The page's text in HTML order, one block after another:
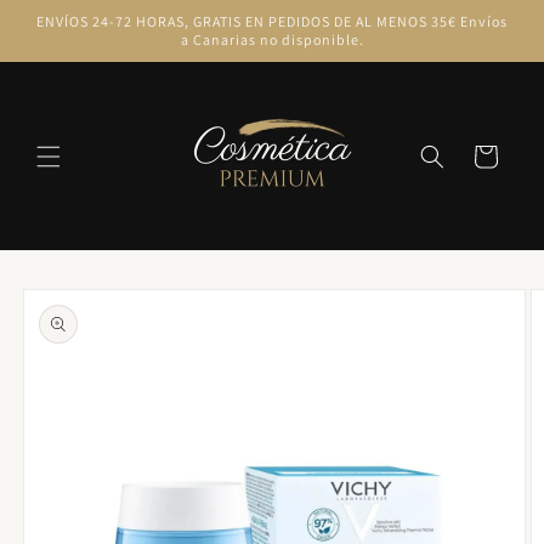
directamente
ENVÍOS 24-72 HORAS, GRATIS EN PEDIDOS DE AL MENOS 35€ Envíos
a Canarias no disponible.
Carrito
directamente
a la
información